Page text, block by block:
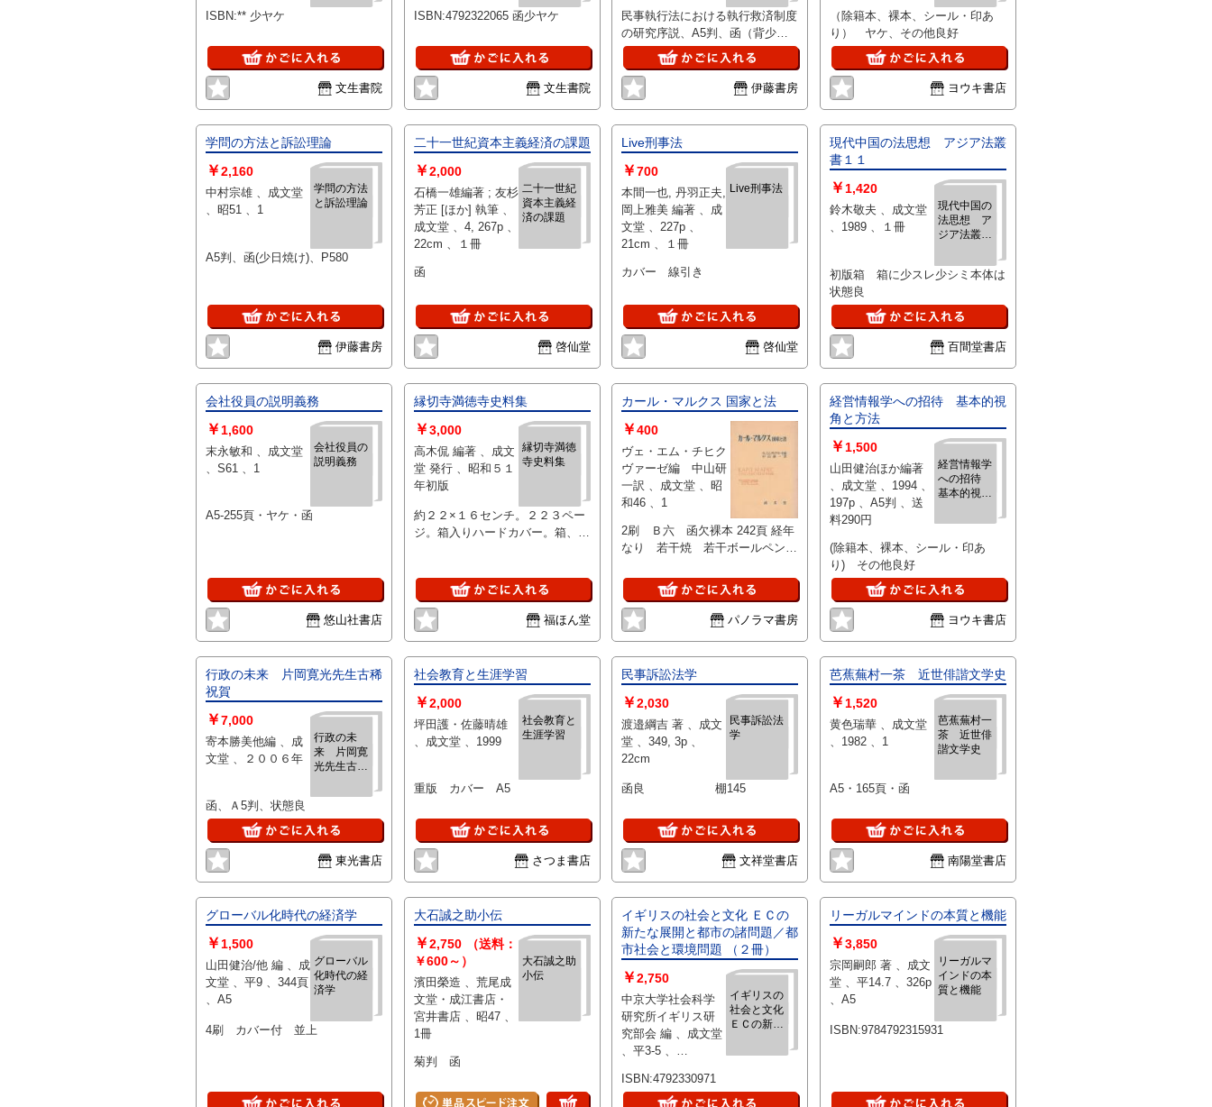
ISBN:** 少ヤケ
文生書院
ISBN:4792322065 函少ヤケ
文生書院
民事執行法における執行救済制度
の研究序説、A5判、函（背少ヤ
ケ）、P341
伊藤書房
（除籍本、裸本、シール・印あ
り） ヤケ、その他良好
ヨウキ書店
学問の方法と訴訟理論
学問の方法
と訴訟理論
￥2,160
中村宗雄 、成文堂
、昭51 、1
A5判、函(少日焼け)、P580
伊藤書房
二十一世紀資本主義経済の課題
二十一世紀
資本主義経
済の課題
￥2,000
石橋一雄編著 ; 友杉
芳正 [ほか] 執筆 、
成文堂 、4, 267p 、
22cm 、１冊
函
啓仙堂
Live刑事法
Live刑事法
￥700
本間一也, 丹羽正夫,
岡上雅美 編著 、成
文堂 、227p 、
21cm 、１冊
カバー 線引き
啓仙堂
現代中国の法思想 アジア法叢
書１１
現代中国の
法思想 ア
ジア法叢書
￥ 1,420
鈴木敬夫 、成文堂
、1989 、１冊
初版箱 箱に少スレ少シミ本体は
状態良
百間堂書店
会社役員の説明義務
会社役員の
説明義務
￥ 1,600
末永敏和 、成文堂
、S61 、1
A5-255頁・ヤケ・函
悠山社書店
縁切寺満徳寺史料集
縁切寺満徳
寺史料集
￥3,000
高木侃 編著 、成文
堂 発行 、昭和５１
年初版
約２２×１６センチ。２２３ペー
ジ。箱入りハードカバー。箱、小
福ほん堂
カール・マルクス 国家と法
￥400
ヴェ・エム・チヒク
ヴァーゼ編 中山研
一訳 、成文堂 、昭
和46 、1
2刷 Ｂ六 函欠裸本 242頁 経年
なり 若干焼 若干ボールペン線
パノラマ書房
経営情報学への招待 基本的視
角と方法
経営情報学
への招待
基本的視角
￥ 1,500
山田健治ほか編著
、成文堂 、1994 、
197p 、A5判 、送
料290円
(除籍本、裸本、シール・印あ
り) その他良好
ヨウキ書店
行政の未来 片岡寛光先生古稀
祝賀
行政の未
来 片岡寛
光先生古稀
￥7,000
寄本勝美他編 、成
文堂 、２００６年
函、Ａ5判、状態良
東光書店
社会教育と生涯学習
社会教育と
生涯学習
￥2,000
坪田護・佐藤晴雄
、成文堂 、1999
重版 カバー A5
さつま書店
民事訴訟法学
民事訴訟法
学
￥2,030
渡邉綱吉 著 、成文
堂 、349, 3p 、
22cm
函良 棚145
文祥堂書店
芭蕉蕪村一茶 近世俳諧文学史
芭蕉蕪村一
茶 近世俳
諧文学史
￥ 1,520
黄色瑞華 、成文堂
、1982 、1
A5・165頁・函
南陽堂書店
グローバル化時代の経済学
グローバル
化時代の経
済学
￥1,500
山田健治/他 編 、成
文堂 、平9 、344頁
、A5
4刷 カバー付 並上
大石誠之助小伝
大石誠之助
小伝
￥2,750
（送料：
￥600～）
濱田榮造 、荒尾成
文堂・成江書店・
宮井書店 、昭47 、
1冊
菊判 函
イギリスの社会と文化 ＥＣの
新たな展開と都市の諸問題／都
市社会と環境問題 （２冊）
イギリスの
社会と文化
ＥＣの新た
市の諸問題
（２冊）
￥2,750
中京大学社会科学
研究所イギリス研
究部会 編 、成文堂
、平3-5 、
２冊
ISBN:4792330971
リーガルマインドの本質と機能
リーガルマ
インドの本
質と機能
￥3,850
宗岡嗣郎 著 、成文
堂 、平14.7 、326p
、A5
ISBN:9784792315931